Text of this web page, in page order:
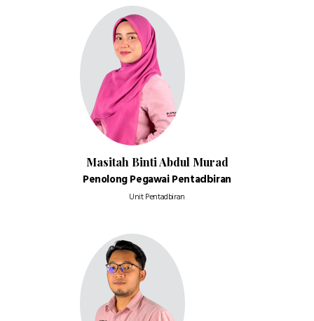
Masitah Binti Abdul Murad
Penolong Pegawai Pentadbiran
Unit Pentadbiran